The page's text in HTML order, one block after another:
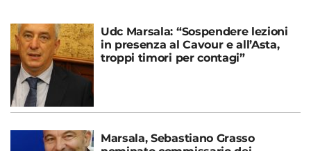
Udc Marsala: “Sospendere lezioni
in presenza al Cavour e all’Asta,
troppi timori per contagi”
Marsala, Sebastiano Grasso